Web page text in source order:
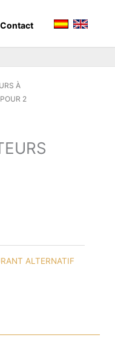
Contact
À
2
ALTERNATIF